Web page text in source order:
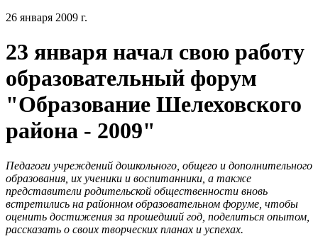
26 января 2009 г.
23 января начал свою работу
образовательный форум
"Образование Шелеховского
района - 2009"
Педагоги учреждений дошкольного, общего и дополнительного
образования, их ученики и воспитанники, а также
представители родительской общественности вновь
встретились на районном образовательном форуме, чтобы
оценить достижения за прошедший год, поделиться опытом,
рассказать о своих творческих планах и успехах.